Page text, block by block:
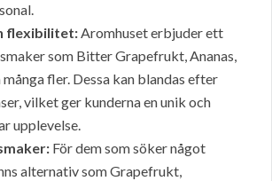
flexibilitet:Aromhuset erbjuder ett
som Bitter Grapefrukt, Ananas,
fler. Dessa kan blandas efter
vilket ger kunderna en unik och
upplevelse.
För dem som söker något
alternativ som Grapefrukt,